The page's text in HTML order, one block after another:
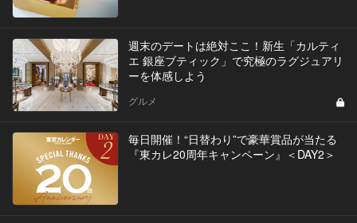
週末のデートは絶対ここ！新生「カルティ
エ 銀座ブティック」で究極のラグジュアリ
ーを体感しよう
グルメ
毎日開催！“日替わり”で豪華賞品が当たる
『東カレ20周年キャンペーン』＜DAY2＞